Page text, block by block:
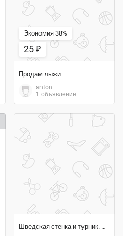
Экономия 38%
25 ₽
Продам лыжи
anton
1 объявление
Шведская стенка и турник. Спорт комплект